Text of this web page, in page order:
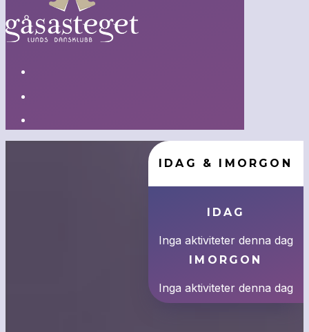
IDAG & IMORGON
IDAG
Inga aktiviteter denna dag
IMORGON
Inga aktiviteter denna dag
BUGG | WEST COAST SWING | BOOGIE WOOGIE | FOX
lokal med Lunds absolut bästa dansgolv!